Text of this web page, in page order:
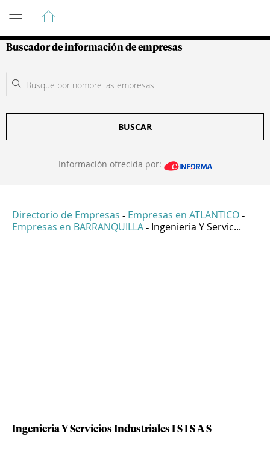
Guía de Empresas Colombianas
Buscador de información de empresas
BUSCAR
Información ofrecida por:
Directorio de Empresas - Empresas en ATLANTICO -
Empresas en BARRANQUILLA - Ingenieria Y Servic...
Ingenieria Y Servicios Industriales I S I S A S